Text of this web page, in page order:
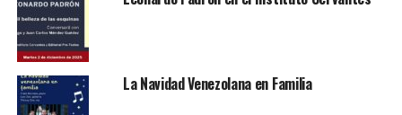
En platos fríos como una ensalada de lentejas, guisos, y
como sustituto de otros cereales, la quinoa es un
alimento sano y saludable, ideal para consumir con
frecuencia como guarnición, para lo que solo hay que
seguir unos consejos básicos.
La Navidad Venezolana en Familia